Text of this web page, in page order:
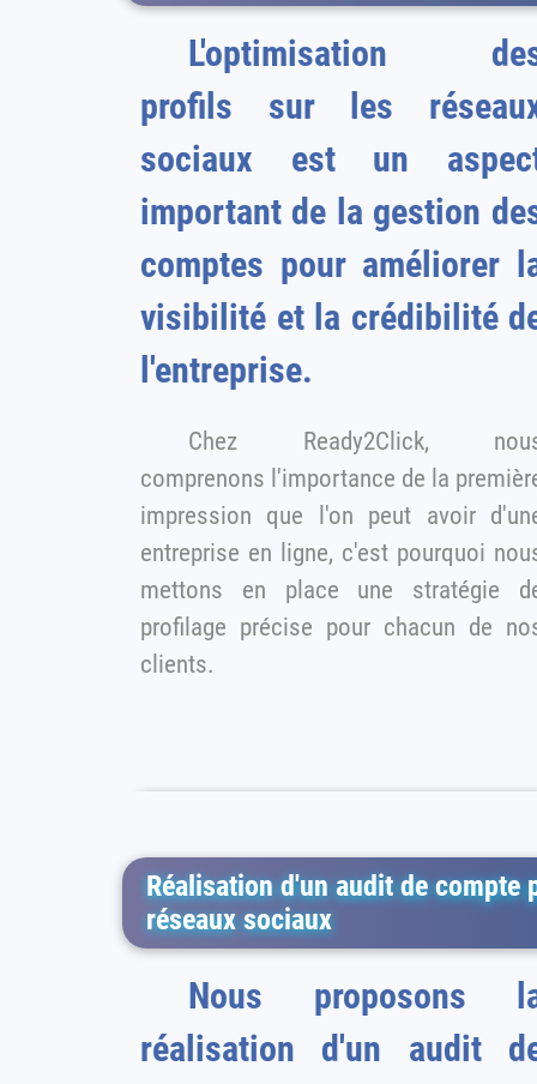
L'optimisation
profils sur les
sociaux est un
important de la gestion des
comptes pour améliorer
visibilité et la crédibilité de
l'entreprise.
Chez Ready2Click,
comprenons l'importance de la première
impression que l'on peut avoir
entreprise en ligne, c'est pourquoi nous
mettons en place une stratégie
profilage précise pour chacun de nos
clients.
Réalisation d'un audit de
réseaux sociaux
Nous proposons
réalisation d'un audit